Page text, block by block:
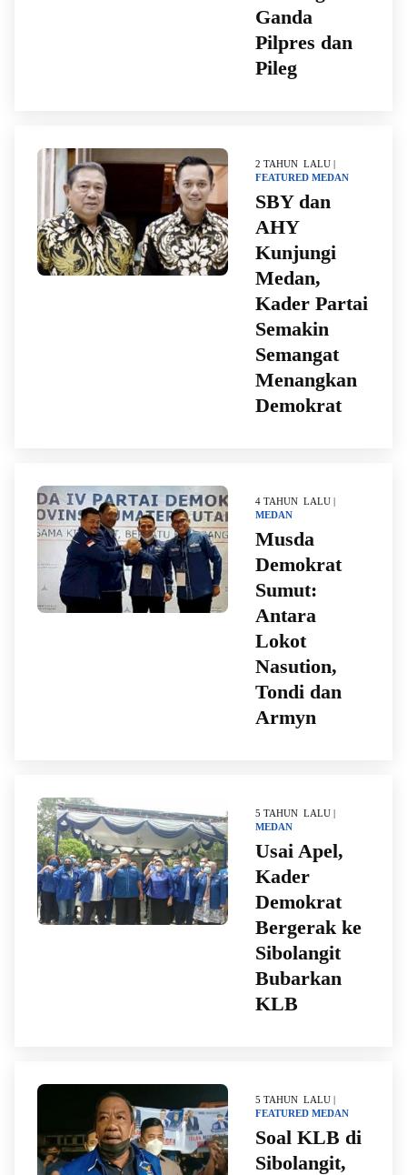
Ganda
Pilpres dan
Pileg
2 TAHUN LALU |
FEATURED MEDAN
SBY dan
AHY
Kunjungi
Medan,
Kader Partai
Semakin
Semangat
Menangkan
Demokrat
4 TAHUN LALU |
MEDAN
Musda
Demokrat
Sumut:
Antara
Lokot
Nasution,
Tondi dan
Armyn
5 TAHUN LALU |
MEDAN
Usai Apel,
Kader
Demokrat
Bergerak ke
Sibolangit
Bubarkan
KLB
5 TAHUN LALU |
FEATURED MEDAN
Soal KLB di
Sibolangit,